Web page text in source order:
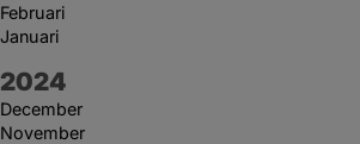
Februari
Januari
År:
2024
December
November